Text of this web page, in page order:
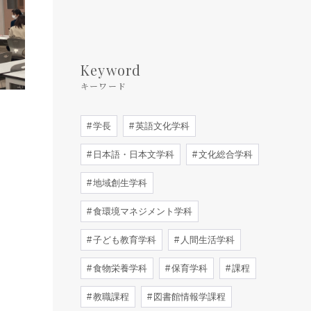
Keyword
キーワード
学長 英語文化学科
日本語・日本文学科 文化総合学科
地域創生学科
食環境マネジメント学科
子ども教育学科 人間生活学科
食物栄養学科 保育学科 課程
教職課程 図書館情報学課程